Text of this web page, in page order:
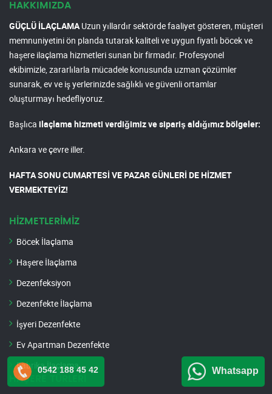
HAKKIMIZDA
GÜÇLÜ İLAÇLAMAUzun yıllardır sektörde faaliyet gösteren, müşteri
memnuniyetini ön planda tutarak kaliteli ve uygun fiyatlı böcek ve
haşere ilaçlama hizmetleri sunan bir firmadır. Profesyonel
ekibimizle, zararlılarla mücadele konusunda uzman çözümler
sunarak, ev ve iş yerlerinizde sağlıklı ve güvenli ortamlar
oluşturmayı hedefliyoruz.
Başlıca ilaçlama hizmeti verdiğimiz ve sipariş aldığımız bölgeler:
Ankara ve çevre iller.
HAFTA SONU CUMARTESİ VE PAZAR GÜNLERİ DE HİZMET
VERMEKTEYİZ!
HİZMETLERİMİZ
Böcek İlaçlama
Haşere İlaçlama
Dezenfeksiyon
Dezenfekte İlaçlama
İşyeri Dezenfekte
Ev Apartman Dezenfekte
Fabrika İlaçlama
HAŞERE TÜRLERİ
0542 188 45 42 Whatsapp